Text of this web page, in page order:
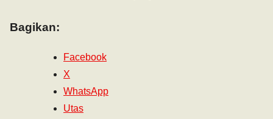
Bagikan:
Facebook
X
WhatsApp
Utas